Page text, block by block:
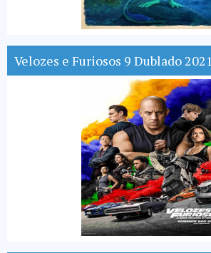
Velozes e Furiosos 9 Dublado 2021